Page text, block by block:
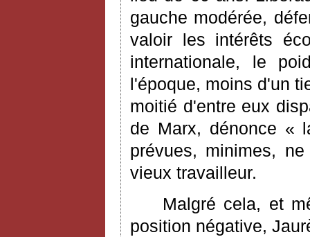
gauche modérée,
valoir les intérêts
internationale, le
l'époque, moins d'un
moitié d'entre eux
de Marx, dénonce «
prévues, minimes,
vieux travailleur.
Malgré cela, et
position négative,